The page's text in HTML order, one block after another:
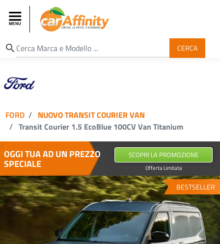
search CERCA
FORD
NUOVO TRANSIT COURIER VAN
Transit Courier 1.5 EcoBlue 100CV Van Titanium
OGGI TUA AD UN PREZZO
SPECIALE
SCOPRI LA PROMOZIONE
Offerta Limitata
BESTSELLER